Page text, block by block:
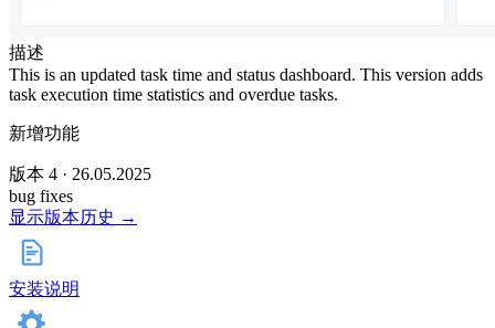
描述
This is an updated task time and status dashboard. This version adds
task execution time statistics and overdue tasks.
新增功能
版本 4 · 26.05.2025
bug fixes
显示版本历史 →
安装说明